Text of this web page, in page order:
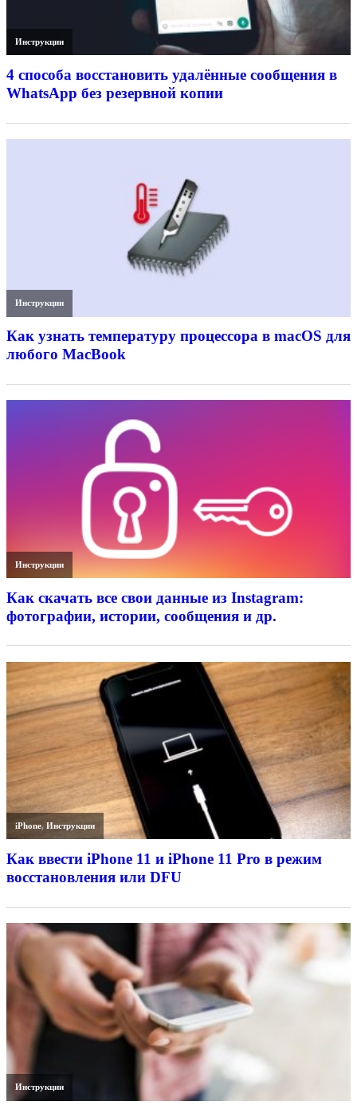
Инструкции
4 способа восстановить удалённые сообщения в
WhatsApp без резервной копии
Инструкции
Как узнать температуру процессора в macOS для
любого MacBook
Инструкции
Как скачать все свои данные из Instagram:
фотографии, истории, сообщения и др.
iPhone,Инструкции
Как ввести iPhone 11 и iPhone 11 Pro в режим
восстановления или DFU
Инструкции